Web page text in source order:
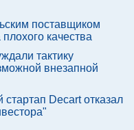
поставщиком
качества
тактику
внезапной
стартап Decart отказал